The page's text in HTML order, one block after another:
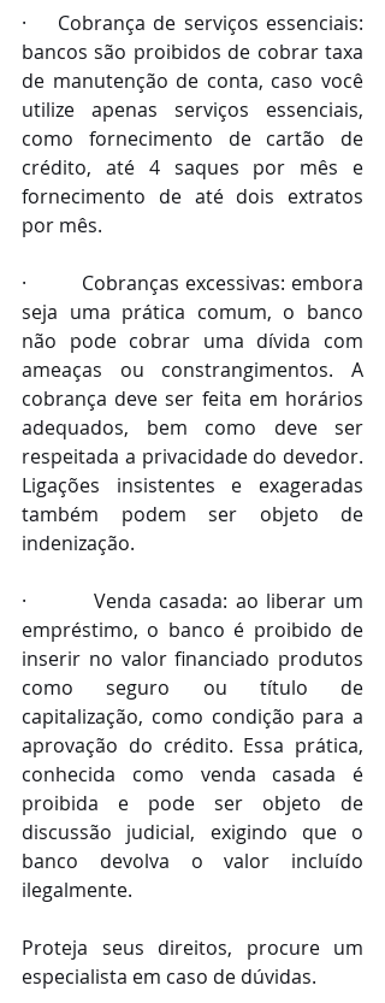
·    Cobrança de serviços essenciais:
bancos são proibidos de cobrar taxa
de manutenção de conta, caso você
utilize apenas serviços essenciais,
como fornecimento de cartão de
crédito, até 4 saques por mês e
fornecimento de até dois extratos
por mês.
·         Cobranças excessivas: embora
seja uma prática comum, o banco
não pode cobrar uma dívida com
ameaças ou constrangimentos. A
cobrança deve ser feita em horários
adequados, bem como deve ser
respeitada a privacidade do devedor.
Ligações insistentes e exageradas
também podem ser objeto de
indenização.
·         Venda casada: ao liberar um
empréstimo, o banco é proibido de
inserir no valor financiado produtos
como seguro ou título de
capitalização, como condição para a
aprovação do crédito. Essa prática,
conhecida como venda casada é
proibida e pode ser objeto de
discussão judicial, exigindo que o
banco devolva o valor incluído
ilegalmente.
Proteja seus direitos, procure um
especialista em caso de dúvidas.